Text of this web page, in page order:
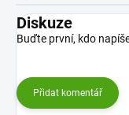
Diskuze
Buďte první, kdo
Přidat komentář